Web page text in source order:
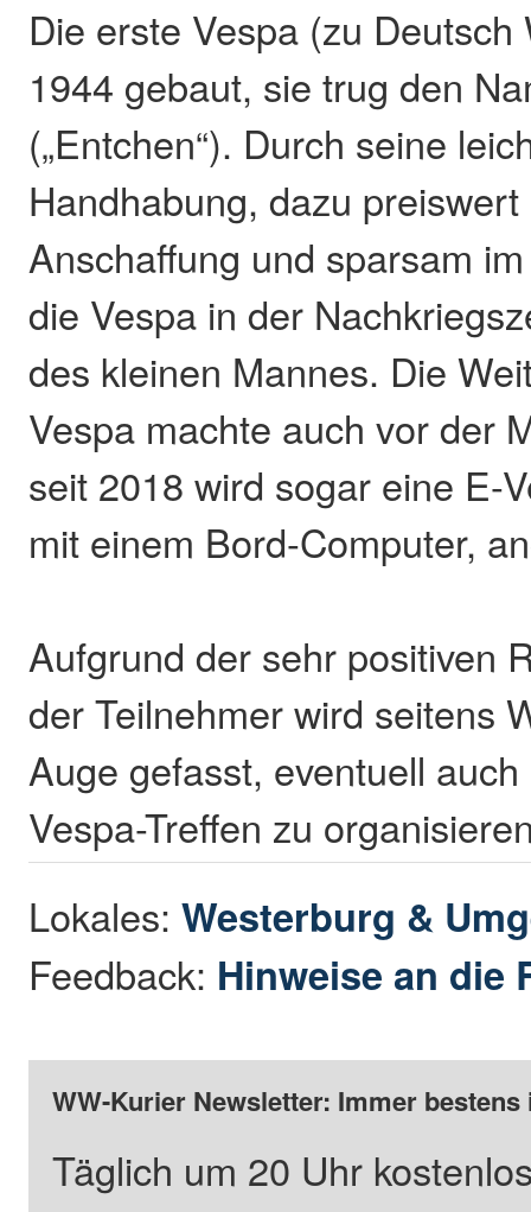
Die erste Vespa (zu
1944 gebaut, sie trug den
(„Entchen“). Durch seine
Handhabung, dazu
Anschaffung und sparsam
die Vespa in der
des kleinen Mannes. Die
Vespa machte auch vor der
seit 2018 wird sogar eine E-
mit einem Bord-Computer,
Aufgrund der sehr positiven
der Teilnehmer wird seitens
Auge gefasst, eventuell
Vespa-Treffen zu
Lokales:Westerburg &
Feedback: Hinweise an die
WW-Kurier Newsletter: Immer
Täglich um 20 Uhr